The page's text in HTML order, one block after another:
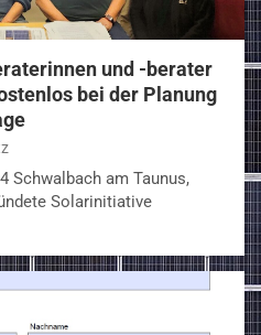
und -berater
bei der Planung
Schwalbach am Taunus,
Solarinitiative